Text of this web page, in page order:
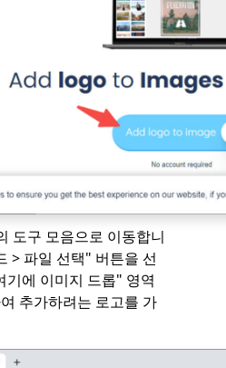
도구 모음으로 이동합니
> 파일 선택" 버튼을 선
기에 이미지 드롭" 영역
추가하려는 로고를 가